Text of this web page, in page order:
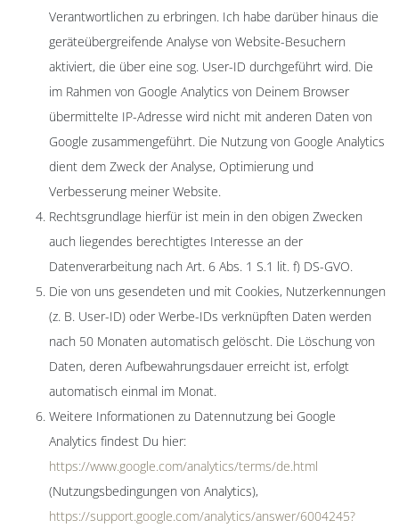
Verantwortlichen zu erbringen. Ich habe darüber hinaus die
geräteübergreifende Analyse von Website-Besuchern
aktiviert, die über eine sog. User-ID durchgeführt wird. Die
im Rahmen von Google Analytics von Deinem Browser
übermittelte IP-Adresse wird nicht mit anderen Daten von
Google zusammengeführt. Die Nutzung von Google Analytics
dient dem Zweck der Analyse, Optimierung und
Verbesserung meiner Website.
Rechtsgrundlage hierfür ist mein in den obigen Zwecken
auch liegendes berechtigtes Interesse an der
Datenverarbeitung nach Art. 6 Abs. 1 S.1 lit. f) DS-GVO.
Die von uns gesendeten und mit Cookies, Nutzerkennungen
(z. B. User-ID) oder Werbe-IDs verknüpften Daten werden
nach 50 Monaten automatisch gelöscht. Die Löschung von
Daten, deren Aufbewahrungsdauer erreicht ist, erfolgt
automatisch einmal im Monat.
Weitere Informationen zu Datennutzung bei Google
Analytics findest Du hier:
https://www.google.com/analytics/terms/de.html
(Nutzungsbedingungen von Analytics),
https://support.google.com/analytics/answer/6004245?